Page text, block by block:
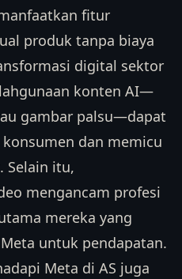
fitur
produk tanpa biaya
digital sektor
konten AI—
gambar palsu—dapat
dan memicu
Selain itu,
mengancam profesi
mereka yang
untuk pendapatan.
Meta di AS juga